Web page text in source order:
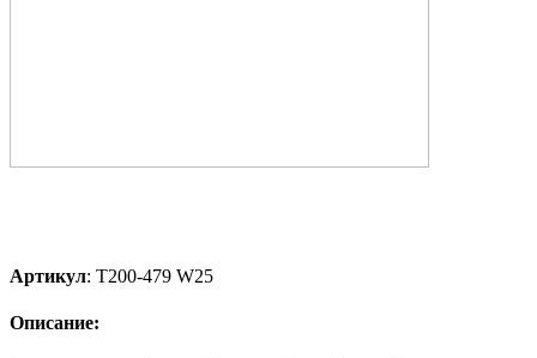
Артикул: T200-479 W25
Описание: